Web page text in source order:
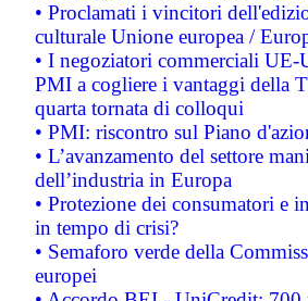
• Proclamati i vincitori
culturale Unione europea /
• I negoziatori commerciali UE-
PMI a cogliere i vantaggi della
quarta tornata di colloqui
• PMI: riscontro sul Piano
• L’avanzamento del settore
dell’industria in Europa
• Protezione dei consumatori e
in tempo di crisi?
• Semaforo verde della
europei